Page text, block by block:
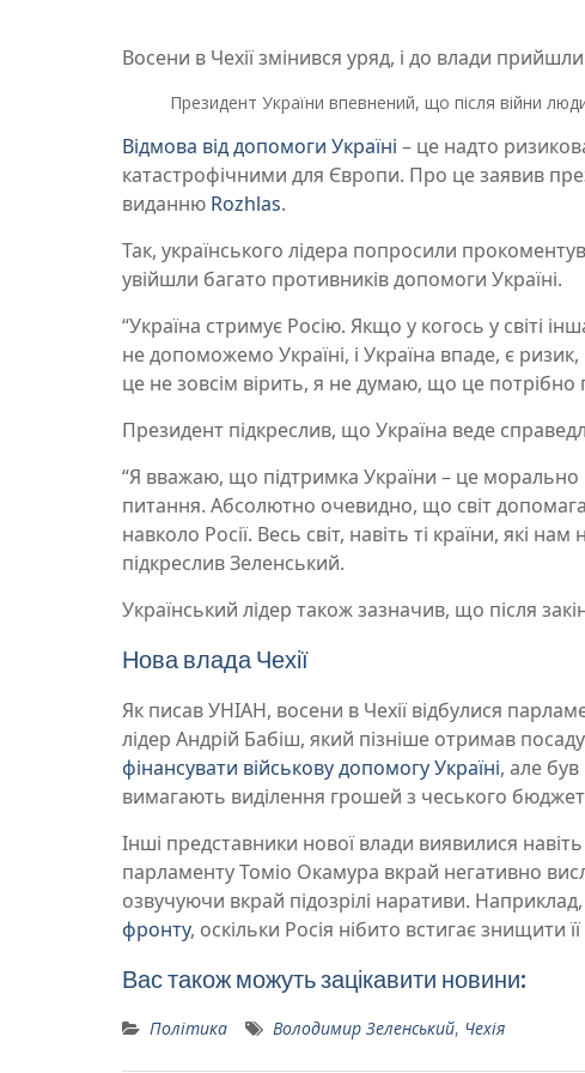
Восени в Чехії змінився уряд, і до влади
Президент України впевнений, що після війни
Відмова від допомоги Україні – це надто
катастрофічними для Європи. Про це заявив
виданню Rozhlas.
Так, українського лідера попросили
увійшли багато противників допомоги Україні.
“Україна стримує Росію. Якщо у когось у світі
не допоможемо Україні, і Україна впаде, є
це не зовсім вірить, я не думаю, що це потрібно
Президент підкреслив, що Україна веде
“Я вважаю, що підтримка України – це
питання. Абсолютно очевидно, що світ
навколо Росії. Весь світ, навіть ті країни, які
підкреслив Зеленський.
Український лідер також зазначив, що після
Нова влада Чехії
Як писав УНІАН, восени в Чехії відбулися
лідер Андрій Бабіш, який пізніше отримав
фінансувати військову допомогу Україні, але
вимагають виділення грошей з чеського
Інші представники нової влади виявилися
парламенту Томіо Окамура вкрай негативно
озвучуючи вкрай підозрілі наративи. Наприклад,
фронту, оскільки Росія нібито встигає знищити
Вас також можуть зацікавити новини:
Політика Володимир Зеленський, Чехія